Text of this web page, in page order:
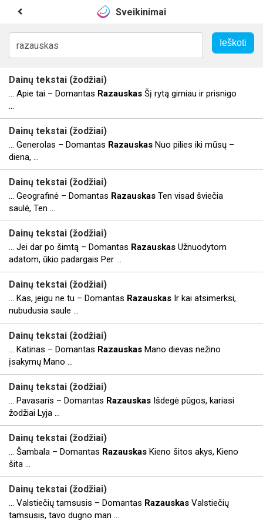
Sveikinimai
Dainų tekstai (žodžiai)
... Apie tai – Domantas Razauskas Šį rytą gimiau ir prisnigo
...
Dainų tekstai (žodžiai)
... Generolas – Domantas Razauskas Nuo pilies iki mūsų –
diena, ...
Dainų tekstai (žodžiai)
... Geografinė – Domantas Razauskas Ten visad šviečia
saulė, Ten ...
Dainų tekstai (žodžiai)
... Jei dar po šimtą – Domantas Razauskas Užnuodytom
adatom, ūkio padargais Per ...
Dainų tekstai (žodžiai)
... Kas, jeigu ne tu – Domantas Razauskas Ir kai atsimerksi,
nubudusia saule ...
Dainų tekstai (žodžiai)
... Katinas – Domantas Razauskas Mano dievas nežino
įsakymų Mano ...
Dainų tekstai (žodžiai)
... Pavasaris – Domantas Razauskas Išdegė pūgos, kariasi
žodžiai Lyja ...
Dainų tekstai (žodžiai)
... Šambala – Domantas Razauskas Kieno šitos akys, Kieno
šita ...
Dainų tekstai (žodžiai)
... Valstiečių tamsusis – Domantas Razauskas Valstiečių
tamsusis, tavo dugno man ...